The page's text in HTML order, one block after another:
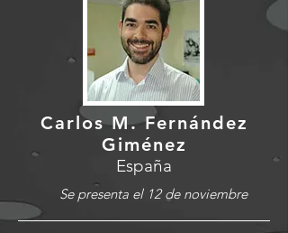
Carlos M. Fernández
Giménez
España
Se presenta el 12 de noviembre